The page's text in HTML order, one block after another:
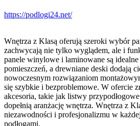
https://podlogi24.net/
Wnętrza z Klasą oferują szeroki wybór
zachwycają nie tylko wyglądem, ale i
panele winylowe i laminowane są
pomieszczeń, a drewniane deski dodają
nowoczesnym rozwiązaniom
się szybkie i bezproblemowe. W ofercie
akcesoria, takie jak listwy
dopełnią aranżację wnętrza. Wnętrza z
niezawodności i profesjonalizmu w
podłogami.